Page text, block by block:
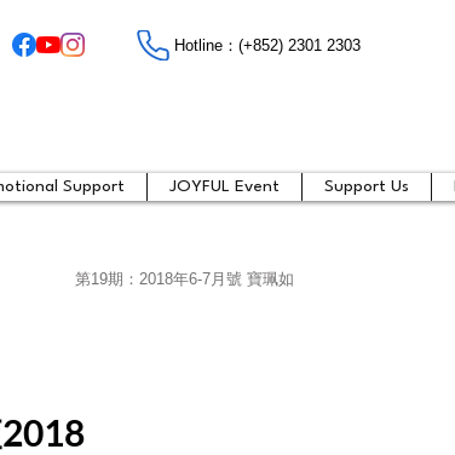
Hotline：​​(+852) 2301 2303
Support JOYFUL Event Support Us
第19期：2018年6-7月號 寶珮如